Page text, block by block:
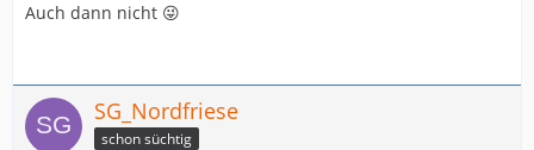
Auch dann nicht 😜
SG_Nordfriese
schon süchtig